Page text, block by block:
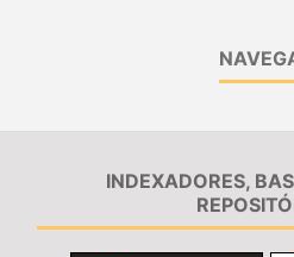
INDEXADORES,